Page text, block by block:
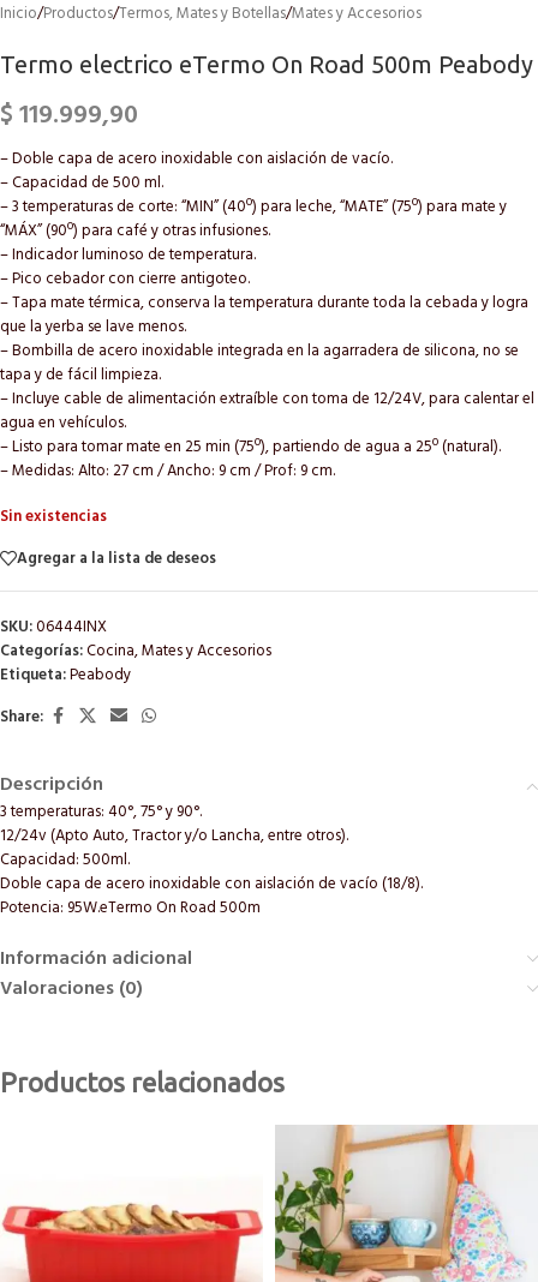
Inicio/Productos/Termos, Mates y Botellas/Mates y Accesorios
Termo electrico eTermo On Road 500m Peabody
$119.999,90
– Doble capa de acero inoxidable con aislación de vacío.
– Capacidad de 500 ml.
– 3 temperaturas de corte: “MIN” (40º) para leche, “MATE” (75º) para mate y
“MÁX” (90º) para café y otras infusiones.
– Indicador luminoso de temperatura.
– Pico cebador con cierre antigoteo.
– Tapa mate térmica, conserva la temperatura durante toda la cebada y logra
que la yerba se lave menos.
– Bombilla de acero inoxidable integrada en la agarradera de silicona, no se
tapa y de fácil limpieza.
– Incluye cable de alimentación extraíble con toma de 12/24V, para calentar el
agua en vehículos.
– Listo para tomar mate en 25 min (75º), partiendo de agua a 25º (natural).
– Medidas: Alto: 27 cm / Ancho: 9 cm / Prof: 9 cm.
Sin existencias
Agregar a la lista de deseos
SKU:06444INX
Categorías:Cocina,Mates y Accesorios
Etiqueta:Peabody
Share:
Descripción
3 temperaturas: 40°, 75° y 90°.
12/24v (Apto Auto, Tractor y/o Lancha, entre otros).
Capacidad: 500ml.
Doble capa de acero inoxidable con aislación de vacío (18/8).
Potencia: 95W.eTermo On Road 500m
Información adicional
Valoraciones (0)
Productos relacionados